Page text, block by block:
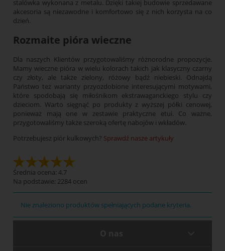
stalówka wykonana z metalu. Dzięki takiej budowie sprzedawane
akcesoria są niezawodne i komfortowo się z nich korzysta na co
dzień.
Rozmaite pióra wieczne
Dla naszych Klientów przygotowaliśmy różnorodne propozycje.
Mamy wieczne pióra w wielu kolorach takich jak klasyczny czarny
czy złoty, ale także zielony, różowy bądź niebieski. Odnajdą
Państwo też warianty przyozdobione interesującymi motywami,
które spodobają się miłośnikom ekstrawaganckiego stylu czy
dzieciom. Warto sięgnąć po produkty z wyższej półki cenowej,
ponieważ mają one w zestawie praktyczne etui. Co ważne,
przygotowaliśmy także szeroką ofertę nabojów i wkładów.
Potrzebujesz piór kulkowych? Sprawdź nasze artykuły
Średnia ocena: 4.7
Na podstawie: 2284 ocen
Nie znaleziono produktów spełniających podane kryteria.